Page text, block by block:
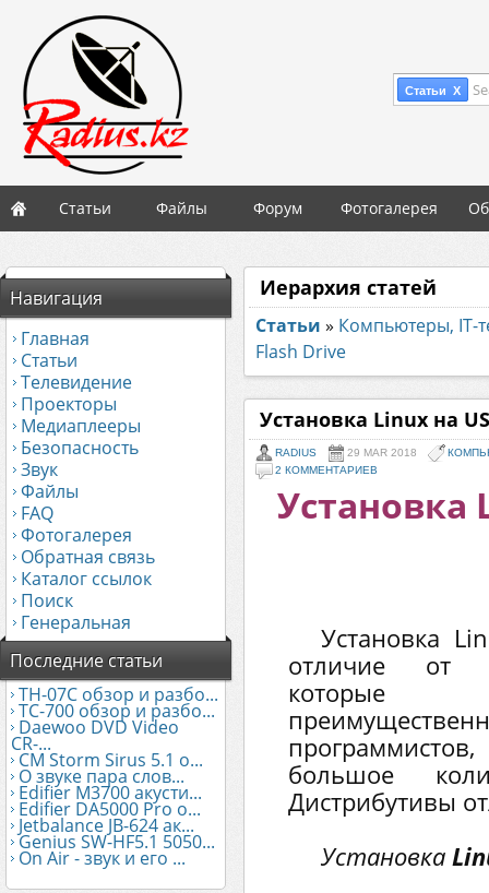
Статьи X
Статьи Файлы Форум Фотогалерея
Навигация
Главная
Статьи
Телевидение
Проекторы
Медиаплееры
Безопасность
Звук
Файлы
FAQ
Фотогалерея
Обратная связь
Каталог ссылок
Поиск
Генеральная
Последние статьи
TH-07C обзор и разбо...
TC-700 обзор и разбо...
Daewoo DVD Video
CR-...
CM Storm Sirus 5.1 о...
О звуке пара слов...
Edifier М3700 акусти...
Edifier DA5000 Pro о...
Jetbalance JB-624 ак...
Genius SW-HF5.1 5050...
On Air - звук и его ...
Иерархия статей
Статьи » Компьютеры, IT-
Flash Drive
Установка Linux на
RADIUS 29 MAR 2018
2 КОММЕНТАРИЕВ
Установка
Установка
отличие от
которые
большое
Дистрибутивы
Установка